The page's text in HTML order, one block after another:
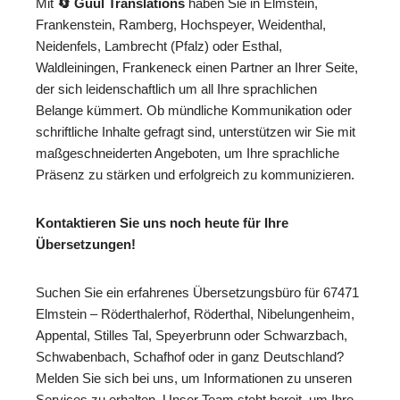
Mit 🔄 Guul Translations haben Sie in Elmstein,
Frankenstein, Ramberg, Hochspeyer, Weidenthal,
Neidenfels, Lambrecht (Pfalz) oder Esthal,
Waldleiningen, Frankeneck einen Partner an Ihrer Seite,
der sich leidenschaftlich um all Ihre sprachlichen
Belange kümmert. Ob mündliche Kommunikation oder
schriftliche Inhalte gefragt sind, unterstützen wir Sie mit
maßgeschneiderten Angeboten, um Ihre sprachliche
Präsenz zu stärken und erfolgreich zu kommunizieren.
Kontaktieren Sie uns noch heute für Ihre
Übersetzungen!
Suchen Sie ein erfahrenes Übersetzungsbüro für 67471
Elmstein – Röderthalerhof, Röderthal, Nibelungenheim,
Appental, Stilles Tal, Speyerbrunn oder Schwarzbach,
Schwabenbach, Schafhof oder in ganz Deutschland?
Melden Sie sich bei uns, um Informationen zu unseren